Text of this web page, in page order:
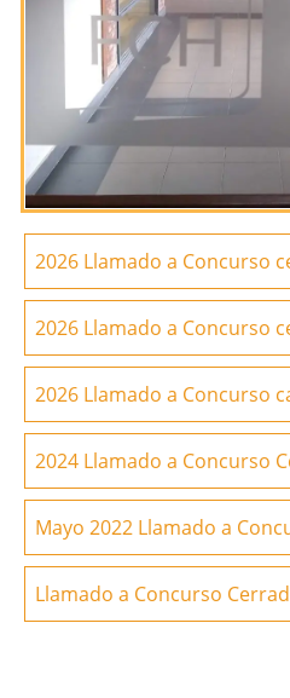
2026 Llamado a Concurso
2026 Llamado a Concurso
2026 Llamado a Concurso
2024 Llamado a Concurso
Mayo 2022 Llamado a
Llamado a Concurso